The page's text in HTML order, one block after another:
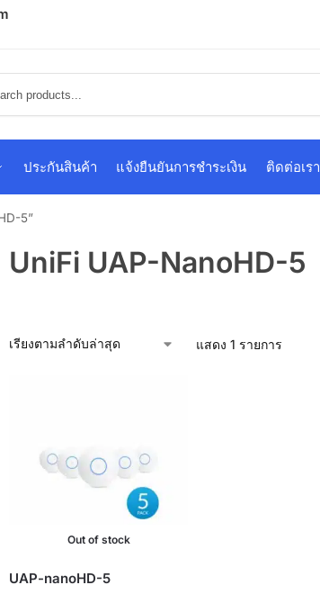
ประกันสินค้า แจ้งยืนยันการชำระเงิน ติดต่อเรา
5”
UniFi UAP-NanoHD-5
แสดง 1 รายการ
Out of stock
UAP-nanoHD-5